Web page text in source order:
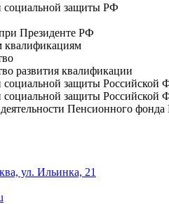
социальной защиты РФ
Президенте РФ
квалификациям
развития квалификации
социальной защиты Российской
защиты Российской
Пенсионного
ул. Ильинка, 21